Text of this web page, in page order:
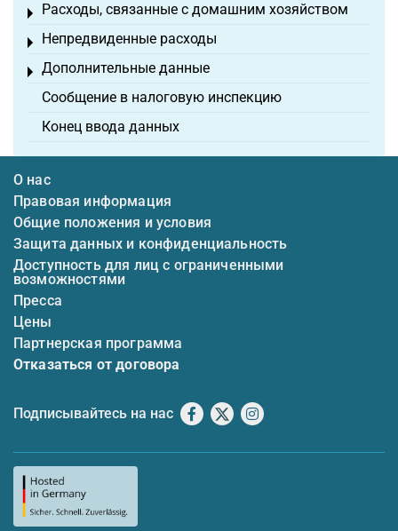
Расходы, связанные с домашним хозяйством
Toggle menu
Непредвиденные расходы
Toggle menu
Дополнительные данные
Toggle menu
Сообщение в налоговую инспекцию
Конец ввода данных
О нас
Правовая информация
Общие положения и условия
Защита данных и конфиденциальность
Доступность для лиц с ограниченными
возможностями
Пресса
Цены
Партнерская программа
Отказаться от договора
Подписывайтесь на нас Facebook
X Instagram